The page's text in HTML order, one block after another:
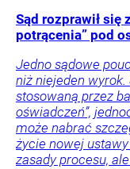
Sąd rozprawił się
potrącenia” pod
Jedno sądowe
niż niejeden
stosowaną przez
oświadczeń”,
może nabrać
życie nowej
zasady procesu,